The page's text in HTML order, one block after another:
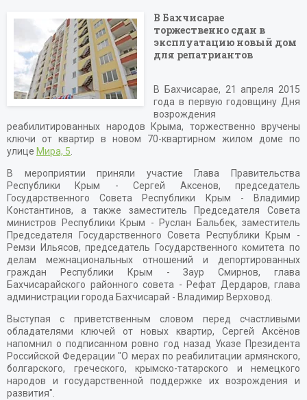
В Бахчисарае
торжественно сдан в
эксплуатацию новый дом
для репатриантов
В Бахчисарае, 21 апреля 2015
года в первую годовщину Дня
возрождения
реабилитированных народов Крыма, торжественно вручены
ключи от квартир в новом 70-квартирном жилом доме по
улице Мира, 5.
В мероприятии приняли участие Глава Правительства
Республики Крым - Сергей Аксенов, председатель
Государственного Совета Республики Крым - Владимир
Константинов, а также заместитель Председателя Совета
министров Республики Крым - Руслан Бальбек, заместитель
Председателя Государственного Совета Республики Крым -
Ремзи Ильясов, председатель Государственного комитета по
делам межнациональных отношений и депортированных
граждан Республики Крым - Заур Смирнов, глава
Бахчисарайского районного совета - Рефат Дердаров, глава
администрации города Бахчисарай - Владимир Верховод.
Выступая с приветственным словом перед счастливыми
обладателями ключей от новых квартир, Сергей Аксёнов
напомнил о подписанном ровно год назад Указе Президента
Российской Федерации "О мерах по реабилитации армянского,
болгарского, греческого, крымско-татарского и немецкого
народов и государственной поддержке их возрождения и
развития".